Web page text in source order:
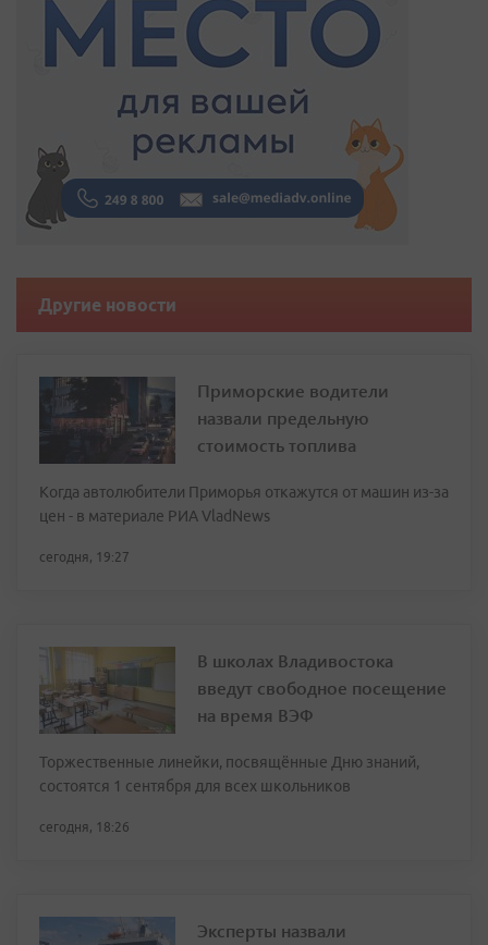
Другие новости
Приморские водители
назвали предельную
стоимость топлива
Когда автолюбители Приморья откажутся от машин из-за
цен - в материале РИА VladNews
сегодня, 19:27
В школах Владивостока
введут свободное посещение
на время ВЭФ
Торжественные линейки, посвящённые Дню знаний,
состоятся 1 сентября для всех школьников
сегодня, 18:26
Эксперты назвали